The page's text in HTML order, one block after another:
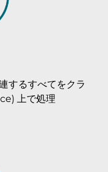
するすべてをクラ
上で処理